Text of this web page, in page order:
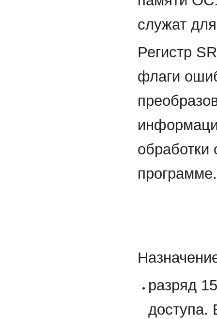
служат
Регистр
флаги
обработки
разряд
доступа.